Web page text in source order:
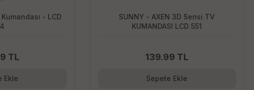
- LCD
TL
Ekle
SUNNY - AXEN 3D Serisi TV
KUMANDASI LCD 551
139.99 TL
Sepete Ekle